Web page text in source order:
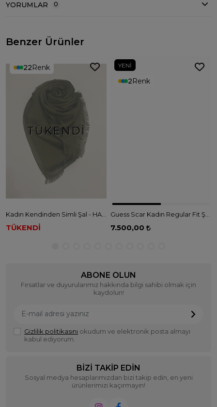
YORUMLAR 0
Benzer Ürünler
TÜKENDI
22Renk
TÜKENDİ
YENI
2Renk
7.500,00
ABONE OLUN
Fırsatlar ve duyurularımız hakkında bilgi sahibi olmak için
kaydolun!
Gizlilik politikasını okudum ve elektronik posta almayı
kabul ediyorum.
BIZI TAKIP EDIN
Sosyal medya hesaplarımızdan bizi takip edin, en yeni
ürünlerimizi kaçırmayın!